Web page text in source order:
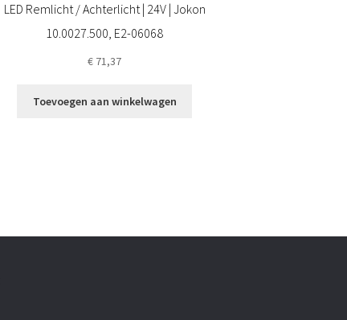
LED Remlicht / Achterlicht | 24V | Jokon
10.0027.500, E2-06068
€ 71,37
Toevoegen aan winkelwagen